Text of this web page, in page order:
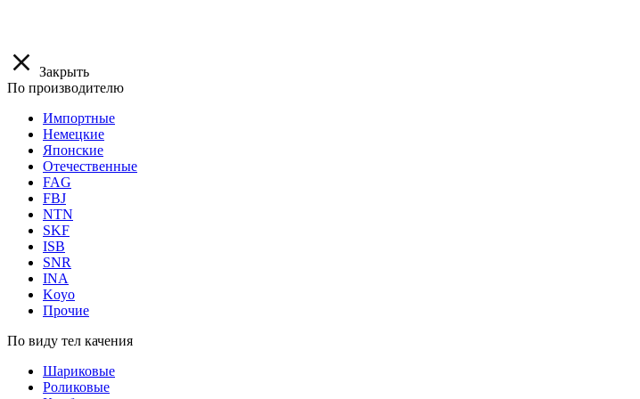
Закрыть
По производителю
Импортные
Немецкие
Японские
Отечественные
FAG
FBJ
NTN
SKF
ISB
SNR
INA
Koyo
Прочие
По виду тел качения
Шариковые
Роликовые